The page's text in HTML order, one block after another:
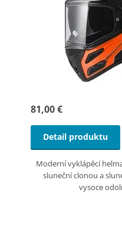
81,00 €
Detail produktu
Moderní vyklápěcí
sluneční clonou a
vysoce